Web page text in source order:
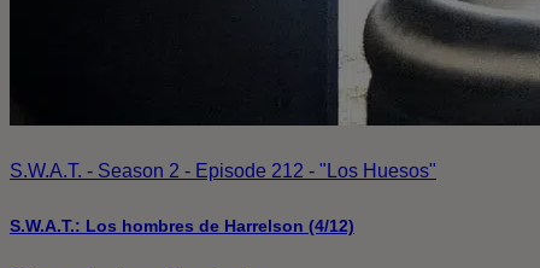
S.W.A.T. - Season 2 - Episode 212 - "Los Huesos"
S.W.A.T.: Los hombres de Harrelson (4/12)